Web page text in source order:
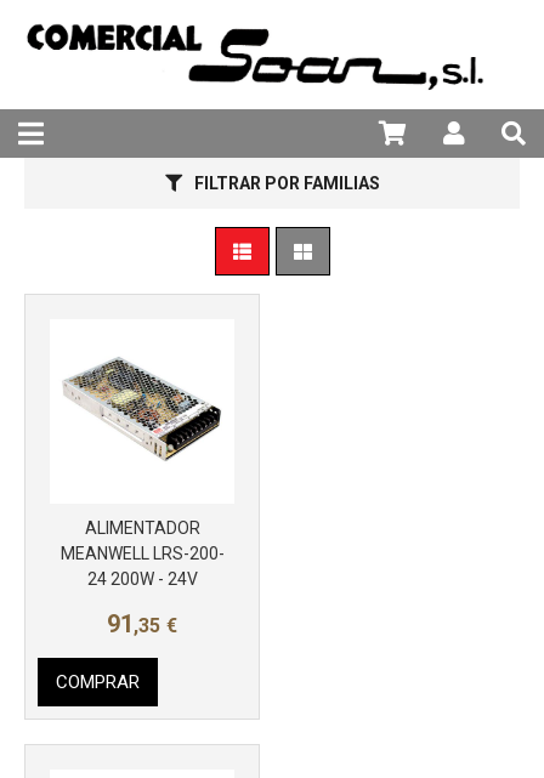
FILTRAR POR FAMILIAS
ALIMENTADOR
MEANWELL LRS-200-
24 200W - 24V
91 ,35 €
COMPRAR
Más info